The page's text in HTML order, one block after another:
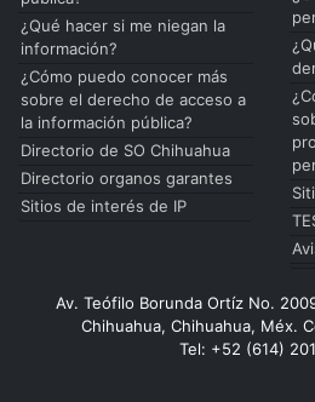
¿Qué hacer si me niegan la
información?
¿Cómo puedo conocer más
sobre el derecho de acceso a
la información pública?
Directorio de SO Chihuahua
Directorio organos garantes
Sitios de interés de IP
Av. Teófilo Borunda Ortíz No.
Chihuahua, Chihuahua, Méx.
Tel: +52 (614)